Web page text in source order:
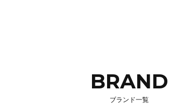
BRAND
ブランド一覧